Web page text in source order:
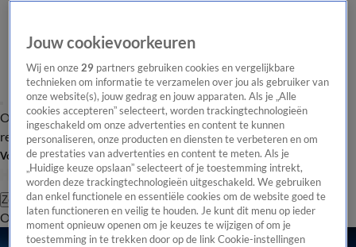
Overzicht Laatste nieuws Regionieuws Het beste van Hart
Tip de
redactie
Volg Hart van Nederland
Zoeken
OverzichtRegioUitzendingenWeerTip de redactiePanelVideo's
Jouw cookievoorkeuren
Wij en onze29 partners gebruiken cookies en vergelijkbare
technieken om informatie te verzamelen over jou als gebruiker van
onze website(s), jouw gedrag en jouw apparaten. Als je „Alle
cookies accepteren” selecteert, worden trackingtechnologieën
ingeschakeld om onze advertenties en content te kunnen
personaliseren, onze producten en diensten te verbeteren en om
de prestaties van advertenties en content te meten. Als je
„Huidige keuze opslaan” selecteert of je toestemming intrekt,
worden deze trackingtechnologieën uitgeschakeld. We gebruiken
dan enkel functionele en essentiële cookies om de website goed te
laten functioneren en veilig te houden. Je kunt dit menu op ieder
moment opnieuw openen om je keuzes te wijzigen of om je
toestemming in te trekken door op de link Cookie-instellingen